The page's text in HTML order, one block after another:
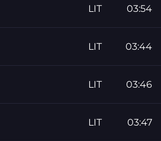
03:54
LIT
03:44
LIT
03:46
LIT
03:47
LIT